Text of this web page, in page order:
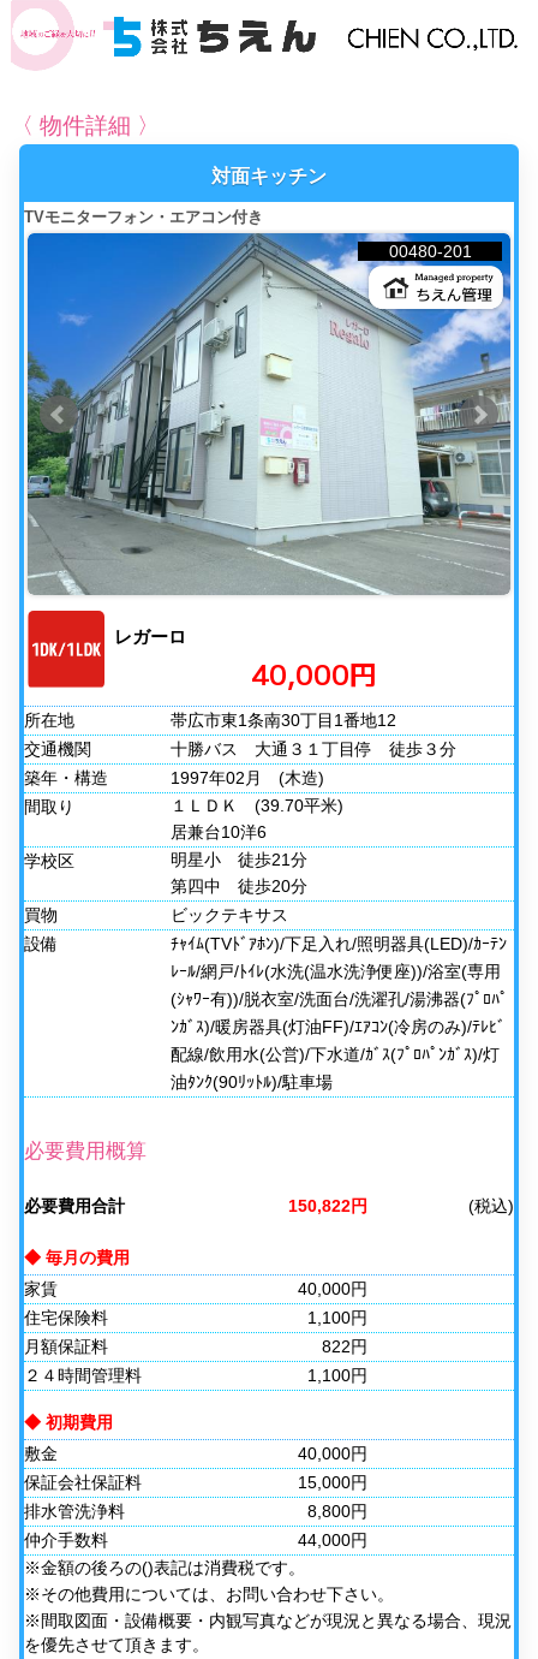
〈 物件詳細 〉
対面キッチン
TVモニターフォン・エアコン付き
00480-201
レガーロ
40,000円
所在地
帯広市東1条南30丁目1番地12
交通機関
十勝バス 大通３１丁目停 徒歩３分
築年・構造
1997年02月
(木造)
間取り
１ＬＤＫ
(39.70平米)
居兼台10洋6
学校区
明星小 徒歩21分
第四中 徒歩20分
買物
ビックテキサス
設備
ﾁｬｲﾑ(TVﾄﾞｱﾎﾝ)/下足入れ/照明器具(LED)/ｶｰﾃﾝ
ﾚｰﾙ/網戸/ﾄｲﾚ(水洗(温水洗浄便座))/浴室(専用
(ｼｬﾜｰ有))/脱衣室/洗面台/洗濯孔/湯沸器(ﾌﾟﾛﾊﾟ
ﾝｶﾞｽ)/暖房器具(灯油FF)/ｴｱｺﾝ(冷房のみ)/ﾃﾚﾋﾞ
配線/飲用水(公営)/下水道/ｶﾞｽ(ﾌﾟﾛﾊﾟﾝｶﾞｽ)/灯
油ﾀﾝｸ(90ﾘｯﾄﾙ)/駐車場
必要費用概算
必要費用合計 150,822円 (税込)
◆ 毎月の費用
家賃
40,000円
住宅保険料
1,100円
月額保証料
822円
２４時間管理料
1,100円
◆ 初期費用
敷金
40,000円
保証会社保証料
15,000円
排水管洗浄料
8,800円
仲介手数料
44,000円
※金額の後ろの()表記は消費税です。
※その他費用については、お問い合わせ下さい。
※間取図面・設備概要・内観写真などが現況と異なる場合、現況
を優先させて頂きます。